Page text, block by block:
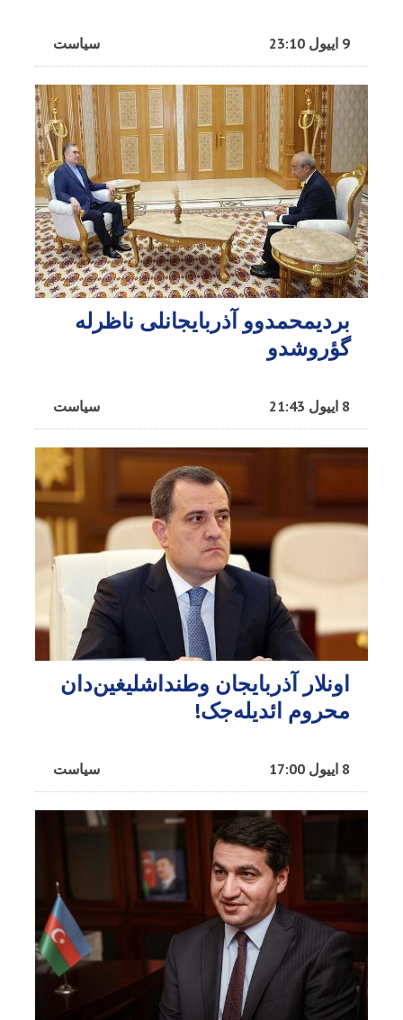
سیاست 9 اییول 23:10
بردیمحمدوو آذربایجانلی ناظرله
گؤروشدو
سیاست 8 اییول 21:43
اونلار آذربایجان وطنداشلیغین‌دان
محروم ائدیله‌جک!
سیاست 8 اییول 17:00